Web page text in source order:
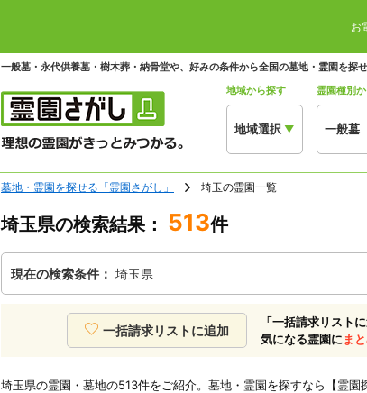
お
一般墓・永代供養墓・樹木葬・納骨堂や、好みの条件から全国の墓地・霊園を探
地域から探す
地域選択 ▼
霊園種別
一般墓
墓地・霊園を探せる「霊園さがし」 埼玉の霊園一覧
埼玉県の検索結果： 513件
現在の検索条件： 埼玉県
一括請求リストに追加
「一括請求リスト
気になる霊園に ま
埼玉県の霊園・墓地の513件をご紹介。墓地・霊園を探すなら【霊